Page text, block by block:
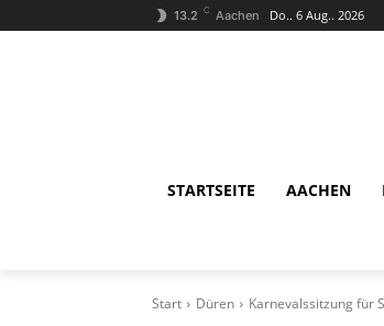
13.2 C Aachen Do.. 6 Aug.. 2026
STARTSEITE AACHEN
Start Düren Karnevalssitzung für